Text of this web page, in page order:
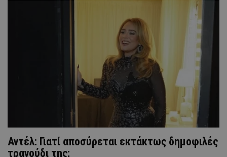
Αντέλ: Γιατί αποσύρεται εκτάκτως δημοφιλές
τραγούδι της;